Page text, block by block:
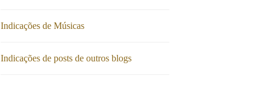
Indicações de Músicas
Indicações de posts de outros blogs